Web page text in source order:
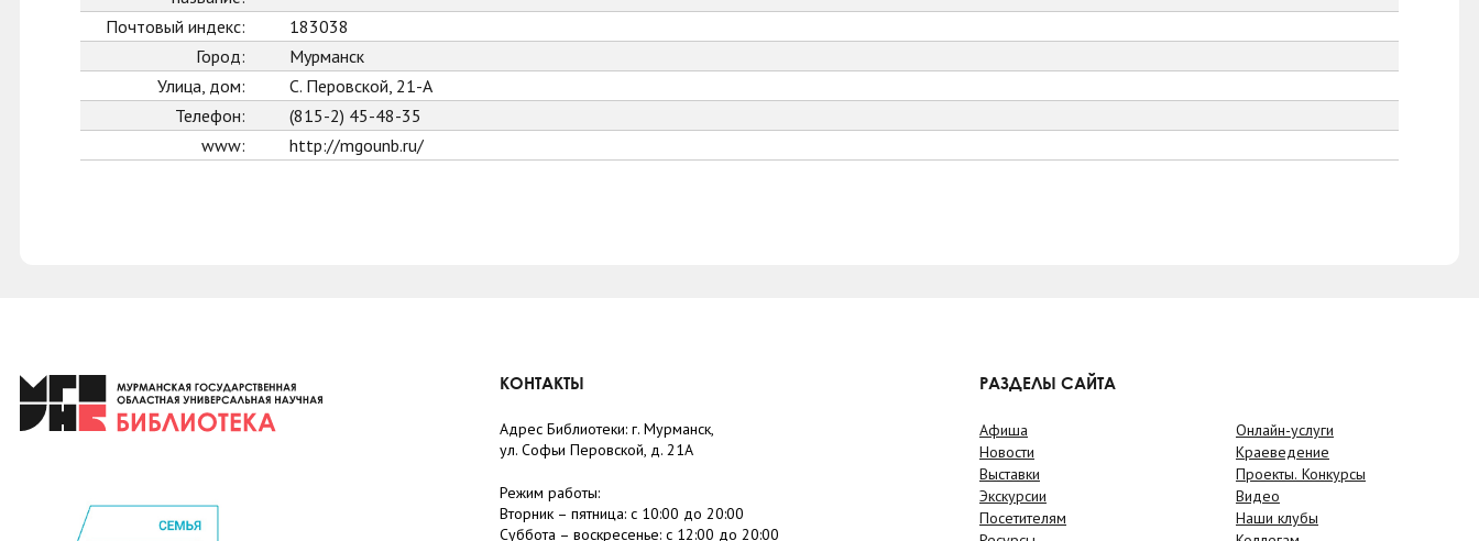
Почтовый индекс:
183038
Город:
Мурманск
Улица, дом:
С. Перовской, 21-А
Телефон:
(815-2) 45-48-35
www:
http://mgounb.ru/
КОНТАКТЫ
Адрес Библиотеки: г. Мурманск,
ул. Софьи Перовской, д. 21А
Режим работы:
Вторник – пятница: с 10:00 до 20:00
Суббота – воскресенье: c 12:00 до 20:00
РАЗДЕЛЫ САЙТА
Афиша
Новости
Выставки
Экскурсии
Посетителям
Онлайн-услуги
Краеведение
Проекты. Конкурсы
Видео
Наши клубы